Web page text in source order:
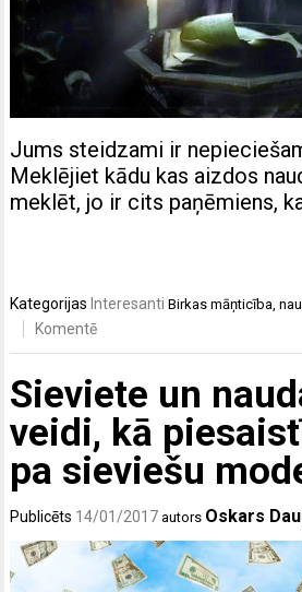
Jums steidzami ir
Meklējiet kādu kas aizdos
meklēt, jo ir cits paņēmiens,
Kategorijas Interesanti Birkasmāņticība,
Komentē
Sieviete un
veidi, kā
pa sieviešu
Publicēts 14/01/2017 autors Oskars